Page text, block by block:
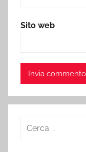
Sito web
Ricerca